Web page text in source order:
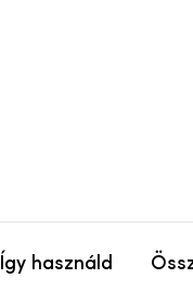
Így használd